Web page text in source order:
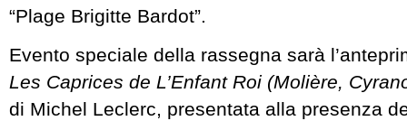
“Plage Brigitte Bardot”.
Evento speciale della rassegna sarà
Les Caprices de L’Enfant Roi (Molière,
di Michel Leclerc, presentata alla presenza